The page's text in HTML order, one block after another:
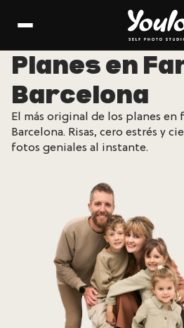
Planes en
Barcelona
El más original de los planes en
Barcelona. Risas, cero estrés y
fotos geniales al instante.